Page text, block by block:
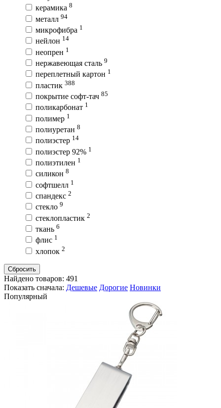
керамика 8
металл 94
микрофибра 1
нейлон 14
неопрен 1
нержавеющая сталь 9
переплетный картон 1
пластик 388
покрытие софт-тач 85
поликарбонат 1
полимер 1
полиуретан 8
полиэстер 14
полиэстер 92% 1
полиэтилен 1
силикон 8
софтшелл 1
спандекс 2
стекло 9
стеклопластик 2
ткань 6
флис 1
хлопок 2
Сбросить
Найдено товаров: 491
Показать сначала: Дешевые Дорогие Новинки
Популярный